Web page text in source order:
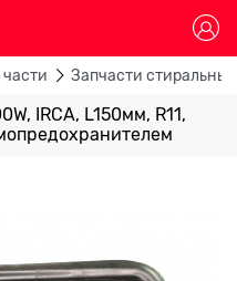
Запчасти
IRCA, L150мм, R11,